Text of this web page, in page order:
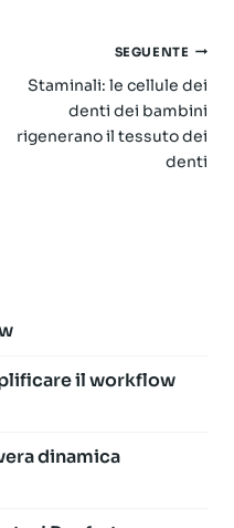
SEGUENTE
Staminali: le cellule dei
denti dei bambini
rigenerano il tessuto dei
denti
il workflow
dinamica